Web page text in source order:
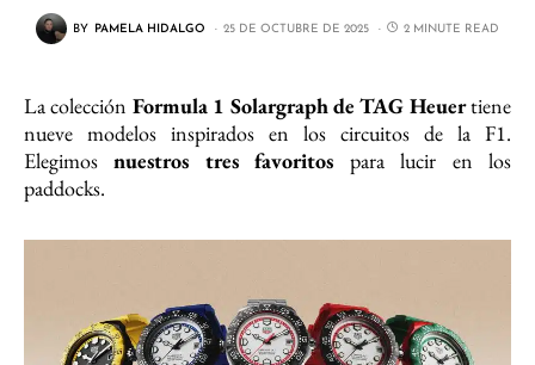
BY PAMELA HIDALGO 25 DE OCTUBRE DE 2025 2 MINUTE READ
La colección Formula 1 Solargraph de TAG Heuertiene
nueve modelos inspirados en los circuitos de la F1.
Elegimosnuestros tres favoritos para lucir en los
paddocks.